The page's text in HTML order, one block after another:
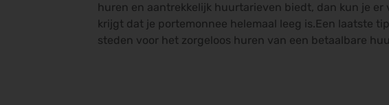
huren en aantrekkelijk huurtarieven biedt, dan kun je
krijgt dat je portemonnee helemaal leeg is.Een laatste
steden voor het zorgeloos huren van een betaalbare